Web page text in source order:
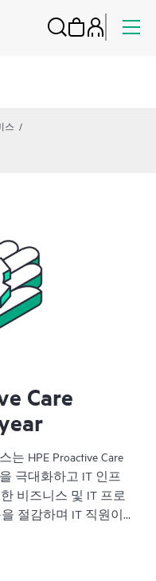
스
Care
는 HPE Proactive Care
극대화하고 IT 인프
비즈니스 및 IT 프로
절감하며 IT 직원이
은 HPE의 광범위